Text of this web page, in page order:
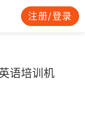
注册/登录
语培训机